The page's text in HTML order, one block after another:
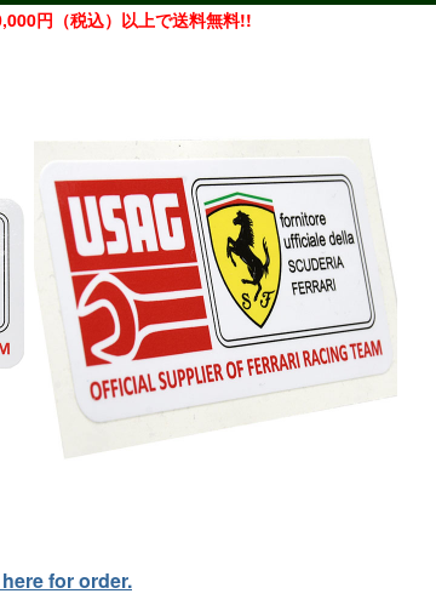
円（税込）以上で送料無料!!
for order.